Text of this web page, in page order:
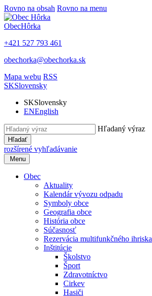
Rovno na obsah Rovno na menu
ObecHôrka
+421 527 793 461
obechorka@obechorka.sk
Mapa webu RSS
SKSlovensky
SKSlovensky
ENEnglish
Hľadaný výraz
Hľadať
rozšírené vyhľadávanie
Menu
Obec
Aktuality
Kalendár vývozu odpadu
Symboly obce
Geografia obce
História obce
Súčasnosť
Rezervácia multifunkčného ihriska
Inštitúcie
Školstvo
Šport
Zdravotníctvo
Cirkev
Hasiči